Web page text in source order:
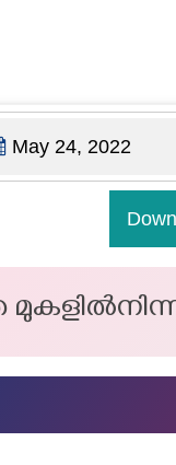
May 24, 2022